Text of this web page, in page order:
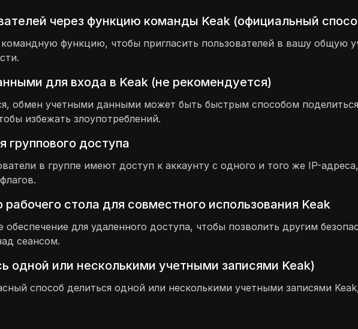
через функцию команды Keak (официальный
функцию, чтобы пригласить пользователей в вашу общую
для входа в Keak (не рекомендуется)
обмен учетными данными может быть быстрым способом
избежать злоупотреблений.
группового доступа
в группе имеют доступ к аккаунту с одного и того же IP-
стола для совместного использования Keak
для удаленного доступа, чтобы позволить другим
сеансом.
одной или несколькими учетными записями Keak)
способ делиться одной или несколькими учетными записями